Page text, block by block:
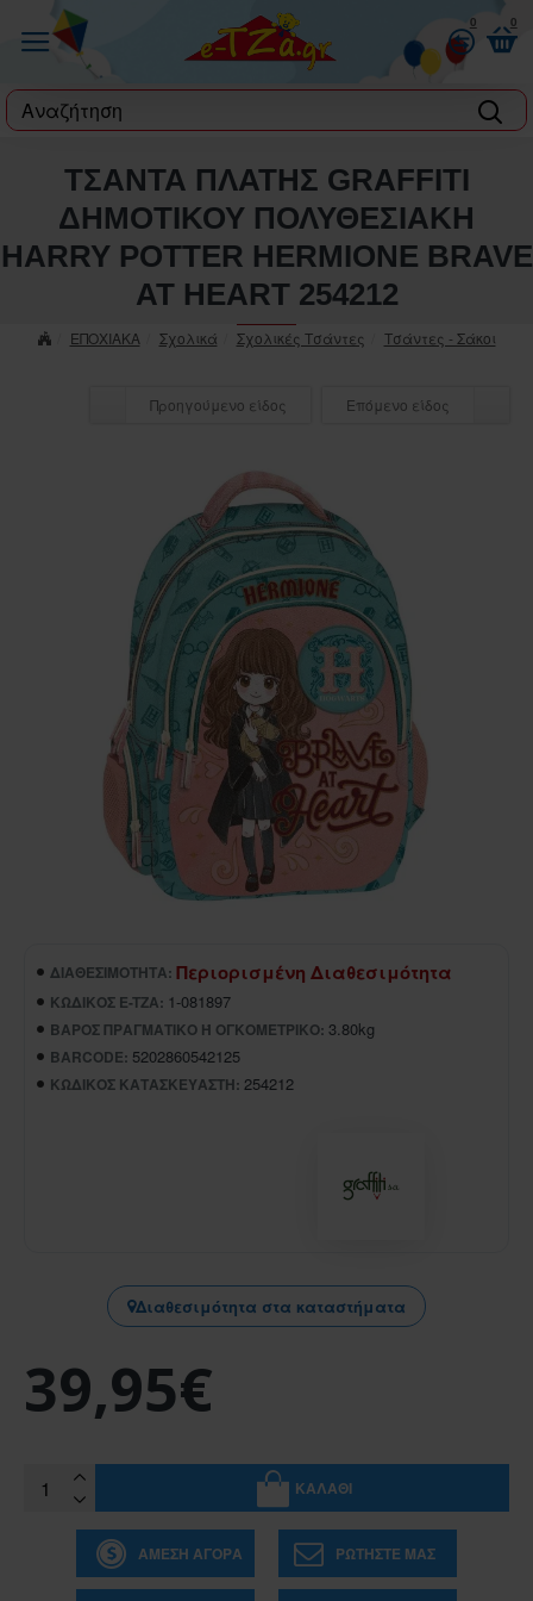
0 0
label
ΕΠΟΧΙΑΚΑ Σχολικά Σχολικές Τσάντες Τσάντες - Σάκοι
ΤΣΑΝΤΑ ΠΛΑΤΗΣ GRAFFITI
ΔΗΜΟΤΙΚΟΥ ΠΟΛΥΘΕΣΙΑΚΗ
HARRY POTTER HERMIONE BRAVE
AT HEART 254212
Προηγούμενο είδος Επόμενο είδος
ΔΙΑΘΕΣΙΜΌΤΗΤΑ: Περιορισμένη Διαθεσιμότητα
ΚΩΔΙΚΌΣ E-TZA: 1-081897
ΒΆΡΟΣ ΠΡΑΓΜΑΤΙΚΌ Ή ΟΓΚΟΜΕΤΡΙΚΌ: 3.80kg
BARCODE: 5202860542125
ΚΩΔΙΚΌΣ ΚΑΤΑΣΚΕΥΑΣΤΉ: 254212
Διαθεσιμότητα στα καταστήματα
39,95€
ΚΑΛΆΘΙ
ΆΜΕΣΗ ΑΓΟΡΆ ΡΩΤΉΣΤΕ ΜΑΣ